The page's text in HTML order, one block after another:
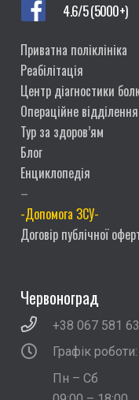
4.6/5 (5000+)
Приватна поліклініка
Реабілітація
Центр діагностики
Операційне відділення
Тур за здоров’ям
Блог
Енциклопедія
–
-Допомога ЗСУ-
Договір публічної
Червоноград
+38 067 581
Графік роботи:
Пн – Сб